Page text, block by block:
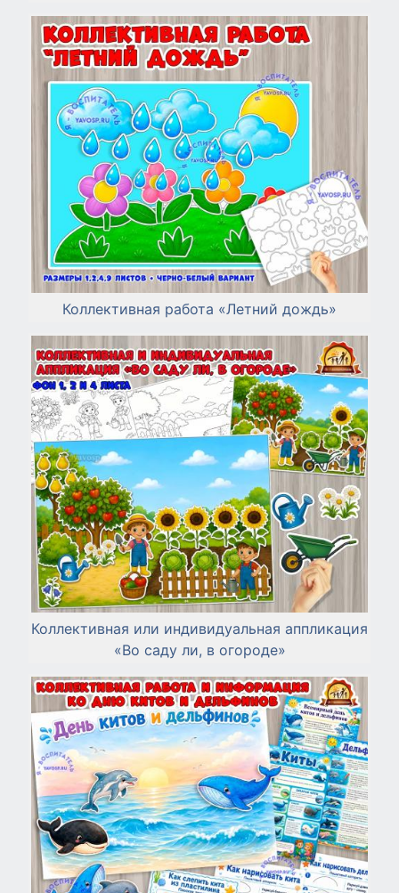
Коллективная работа «Летний дождь»
Коллективная или индивидуальная аппликация
«Во саду ли, в огороде»